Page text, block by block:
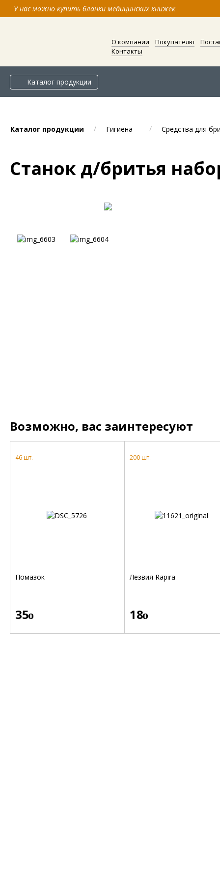
У нас можно купить бланки медицинских книжек
О компании Покупателю
Контакты
Каталог продукции
Каталог продукции / Гигиена / Средства для
Станок д/бритья
Возможно, вас заинтересуют
46 шт.
Помазок
35
o
200 шт.
Лезвия Rapira
18
o